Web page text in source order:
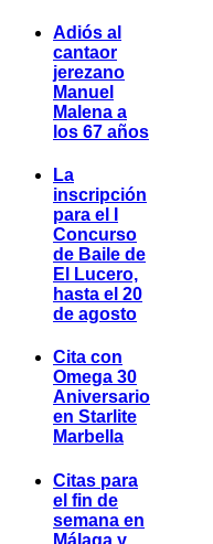
Adiós al
cantaor
jerezano
Manuel
Malena a
los 67 años
La
inscripción
para el I
Concurso
de Baile de
El Lucero,
hasta el 20
de agosto
Cita con
Omega 30
Aniversario
en Starlite
Marbella
Citas para
el fin de
semana en
Málaga y